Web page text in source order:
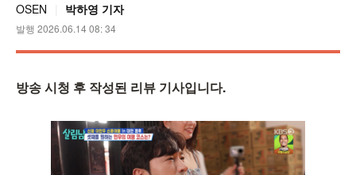
OSEN 박하영 기자
발행 2026.06.14 08: 34
방송 시청 후 작성된 리뷰 기사입니다.